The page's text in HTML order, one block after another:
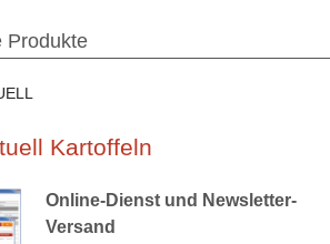
Produkte
Kartoffeln
Online-Dienst und Newsletter-
Versand